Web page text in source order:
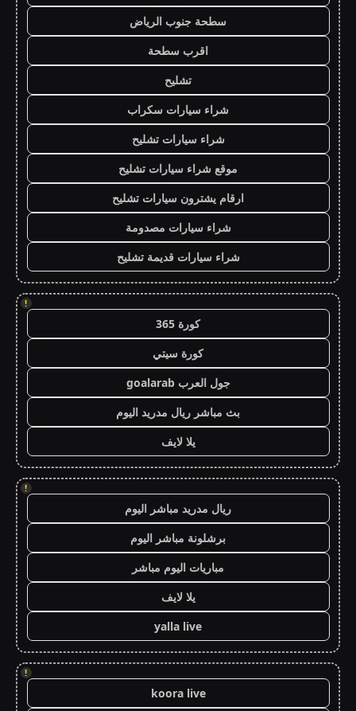
سطحة جنوب الرياض
اقرب سطحة
تشليح
شراء سيارات سكراب
شراء سيارات تشليح
موقع شراء سيارات تشليح
ارقام يشترون سيارات تشليح
شراء سيارات مصدومة
شراء سيارات قديمة تشليح
!
كورة 365
كورة سيتي
جول العرب goalarab
بث مباشر ريال مدريد اليوم
يلا لايف
!
ريال مدريد مباشر اليوم
برشلونة مباشر اليوم
مباريات اليوم مباشر
يلا لايف
yalla live
!
koora live